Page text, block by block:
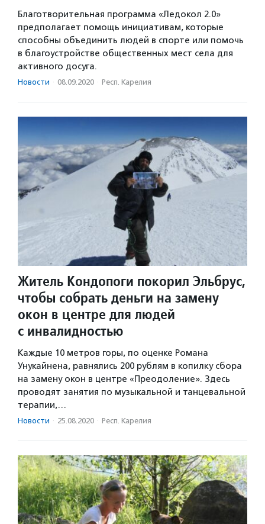
Благотворительная программа «Ледокол 2.0»
предполагает помощь инициативам, которые
способны объединить людей в спорте или помочь
в благоустройстве общественных мест села для
активного досуга.
Новости · 08.09.2020 · Респ. Карелия
Житель Кондопоги покорил Эльбрус,
чтобы собрать деньги на замену
окон в центре для людей
с инвалидностью
Каждые 10 метров горы, по оценке Романа
Унукайнена, равнялись 200 рублям в копилку сбора
на замену окон в центре «Преодоление». Здесь
проводят занятия по музыкальной и танцевальной
терапии,…
Новости · 25.08.2020 · Респ. Карелия